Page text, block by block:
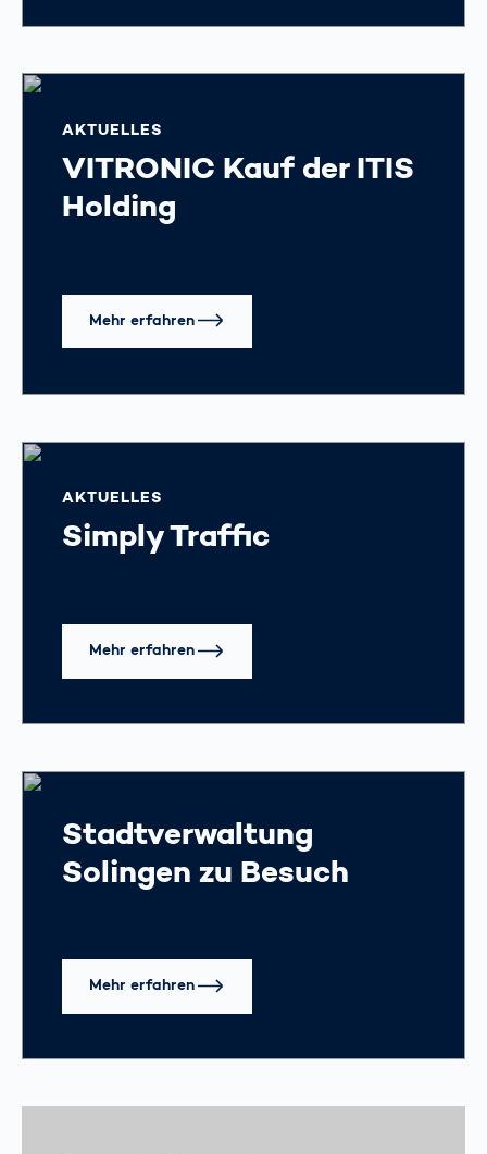
AKTUELLES
VITRONIC Kauf der ITIS
Holding
Mehr erfahren
AKTUELLES
Simply Traffic
Mehr erfahren
Stadtverwaltung
Solingen zu Besuch
Mehr erfahren